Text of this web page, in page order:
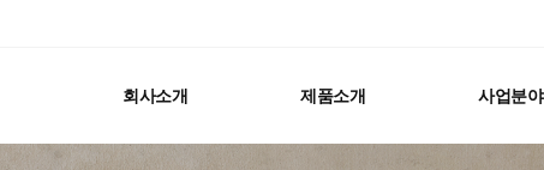
회사소개 제품소개 사업분야